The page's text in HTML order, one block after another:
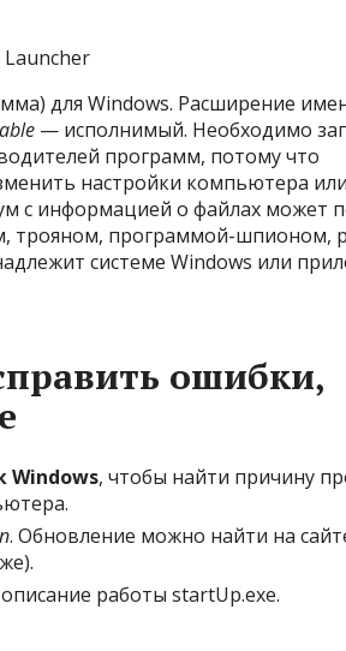
Launcher
для Windows. Расширение
— исполнимый. Необходимо
программ, потому что
настройки компьютера
с информацией о файлах может
трояном, программой-шпионом,
системе Windows или
ошибки,
Windows, чтобы найти причину
. Обновление можно найти на
работы startUp.exe.